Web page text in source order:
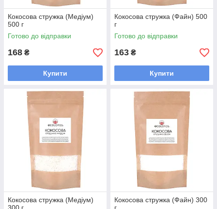
Кокосова стружка (Медіум)
500 г
Готово до відправки
168 ₴
Купити
Кокосова стружка (Файн) 500
г
Готово до відправки
163 ₴
Купити
Кокосова стружка (Медіум)
Кокосова стружка (Файн) 300